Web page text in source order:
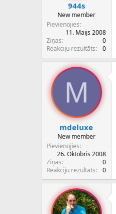
944s
New member
Pievienojies
11. Maijs 2008
Ziņas
0
Reakciju rezultāts
0
M
mdeluxe
New member
Pievienojies
26. Oktobris 2008
Ziņas
0
Reakciju rezultāts
0